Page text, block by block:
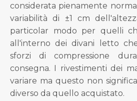
considerata pienamente
variabilità di ±1 cm
particolar modo per quelli
all'interno dei divani letto
sforzi di compressione
consegna. I rivestimenti dei
variare ma questo non
diverso da quello acquistato.